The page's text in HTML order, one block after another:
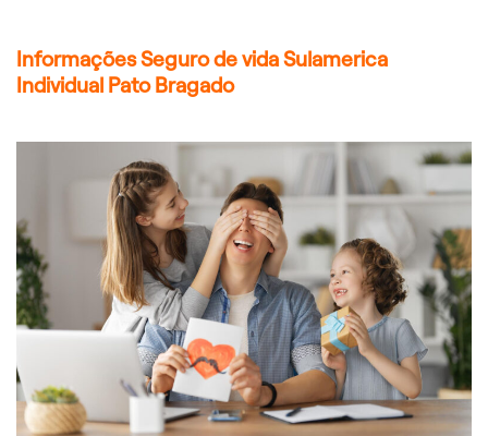
Informações Seguro de vida Sulamerica
Individual Pato Bragado